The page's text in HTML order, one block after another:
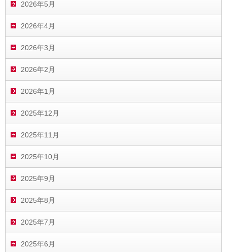
2026年5月
2026年4月
2026年3月
2026年2月
2026年1月
2025年12月
2025年11月
2025年10月
2025年9月
2025年8月
2025年7月
2025年6月